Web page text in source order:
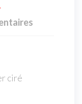
ciré